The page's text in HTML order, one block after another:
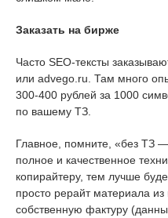
Заказать на бирже
Часто SEO-тексты
или advego.ru. Там много
300-400 рублей за 1000
по вашему ТЗ.
Главное, помните, «без ТЗ
полное и качественное
копирайтеру, тем лучше
просто рерайт материала из
собственную фактуру